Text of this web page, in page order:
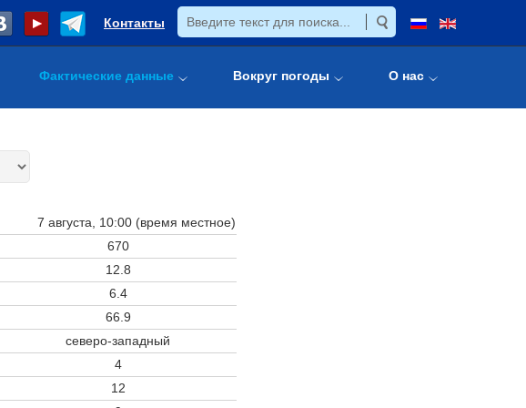
Контакты
Фактические данные Вокруг погоды О нас
7 августа, 10:00 (время местное)
670
12.8
6.4
66.9
северо-западный
4
12